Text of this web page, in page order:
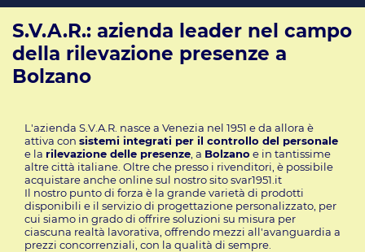
S.V.A.R.: azienda leader nel campo
della rilevazione presenze a
Bolzano
L'azienda S.V.A.R. nasce a Venezia nel 1951 e da allora è
attiva con sistemi integrati per il controllo del personale
e la rilevazione delle presenze , a Bolzano e in tantissime
altre città italiane. Oltre che presso i rivenditori, è possibile
acquistare anche online sul nostro sito svar1951.it
Il nostro punto di forza è la grande varietà di prodotti
disponibili e il servizio di progettazione personalizzato, per
cui siamo in grado di offrire soluzioni su misura per
ciascuna realtà lavorativa, offrendo mezzi all'avanguardia a
prezzi concorrenziali, con la qualità di sempre.